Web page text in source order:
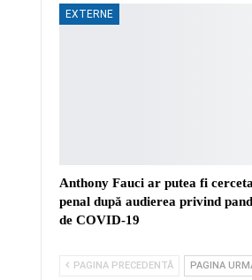
EXTERNE
Anthony Fauci ar putea fi
penal după audierea privind
de COVID-19
PAGINA PRECEDENTĂ PAGINA